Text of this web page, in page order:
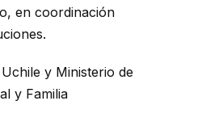
en coordinación
y Ministerio de
y Familia